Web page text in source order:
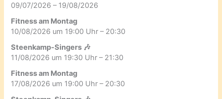
09/07/2026 – 19/08/2026
Fitness am Montag
10/08/2026 um 19:00 Uhr – 20:30
Steenkamp-Singers 🎶
11/08/2026 um 19:30 Uhr – 21:30
Fitness am Montag
17/08/2026 um 19:00 Uhr – 20:30